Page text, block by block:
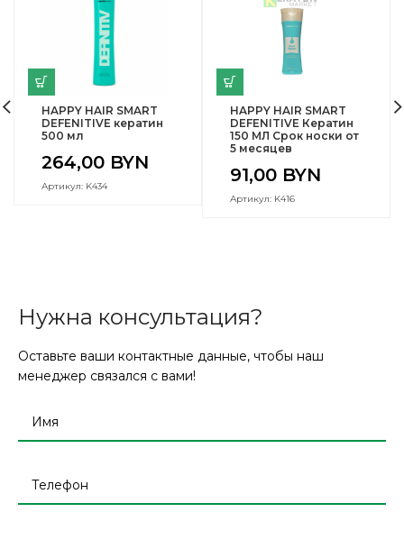
HAPPY HAIR SMART
DEFENITIVE кератин
500 мл
264,00 BYN
Артикул: K434
HAPPY HAIR SMART
DEFENITIVE Кератин
150 МЛ Срок носки от
5 месяцев
91,00 BYN
Артикул: K416
Нужна консультация?
Оставьте ваши контактные данные, чтобы наш
менеджер связался с вами!